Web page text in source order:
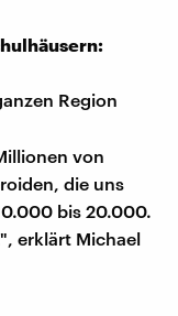
Region
von
die uns
bis 20.000.
erklärt Michael